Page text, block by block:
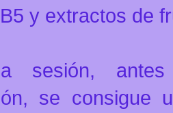
y extractos de
sesión,
se consigue